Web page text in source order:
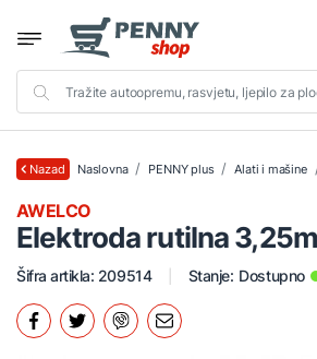
Nazad Naslovna PENNY plus Alati i mašine
Elektroda rutilna
AWELCO
Šifra artikla: 209514 Stanje: Dostupno